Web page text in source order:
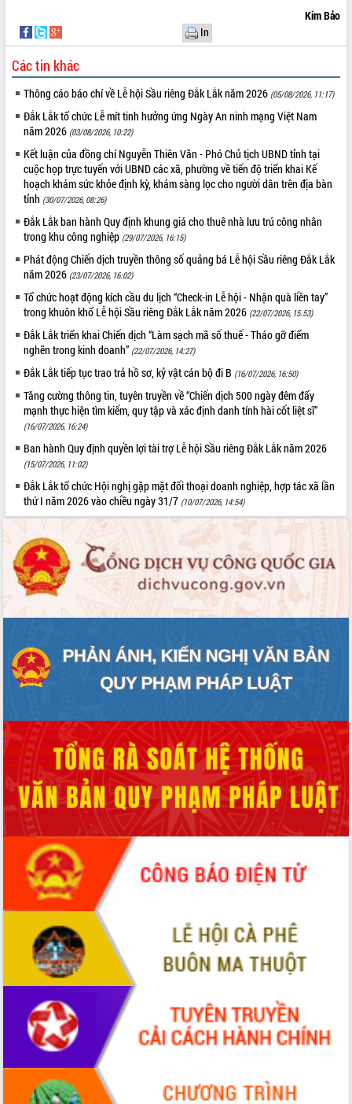
Kim Bảo
In
Các tin khác
Thông cáo báo chí về Lễ hội Sầu riêng Đắk Lắk năm 2026 (05/08/2026, 11:17)
Đắk Lắk tổ chức Lễ mít tinh hưởng ứng Ngày An ninh mạng Việt Nam
năm 2026 (03/08/2026, 10:22)
Kết luận của đồng chí Nguyễn Thiên Văn - Phó Chủ tịch UBND tỉnh tại
cuộc họp trực tuyến với UBND các xã, phường về tiến độ triển khai Kế
hoạch khám sức khỏe định kỳ, khám sàng lọc cho người dân trên địa bàn
tỉnh (30/07/2026, 08:26)
Đắk Lắk ban hành Quy định khung giá cho thuê nhà lưu trú công nhân
trong khu công nghiệp (29/07/2026, 16:15)
Phát động Chiến dịch truyền thông số quảng bá Lễ hội Sầu riêng Đắk Lắk
năm 2026 (23/07/2026, 16:02)
Tổ chức hoạt động kích cầu du lịch “Check-in Lễ hội - Nhận quà liền tay”
trong khuôn khổ Lễ hội Sầu riêng Đắk Lắk năm 2026 (22/07/2026, 15:53)
Đắk Lắk triển khai Chiến dịch “Làm sạch mã số thuế - Tháo gỡ điểm
nghẽn trong kinh doanh” (22/07/2026, 14:27)
Đắk Lắk tiếp tục trao trả hồ sơ, kỷ vật cán bộ đi B (16/07/2026, 16:50)
Tăng cường thông tin, tuyên truyền về “Chiến dịch 500 ngày đêm đẩy
mạnh thực hiện tìm kiếm, quy tập và xác định danh tính hài cốt liệt sĩ”
(16/07/2026, 16:24)
Ban hành Quy định quyền lợi tài trợ Lễ hội Sầu riêng Đắk Lắk năm 2026
(15/07/2026, 11:02)
Đắk Lắk tổ chức Hội nghị gặp mặt đối thoại doanh nghiệp, hợp tác xã lần
thứ I năm 2026 vào chiều ngày 31/7 (10/07/2026, 14:54)